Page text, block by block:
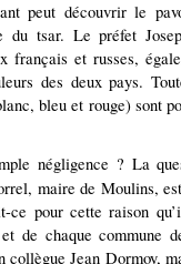
peut découvrir le
du tsar. Le préfet
français et russes,
des deux pays.
bleu et rouge) sont
négligence ? La
maire de Moulins,
ce pour cette raison
de chaque commune
collègue Jean Dormoy,